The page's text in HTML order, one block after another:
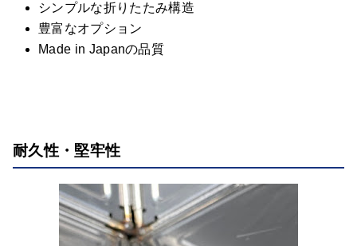
シンプルな折りたたみ構造
豊富なオプション
Made in Japanの品質
耐久性・堅牢性